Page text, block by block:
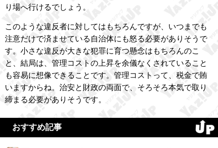
り場へ行けるでしょう。
このような違反者に対してはもちろんですが、いつまでも
注意だけで済ませている自治体にも怒る必要がありそうで
す。小さな違反が大きな犯罪に育つ懸念はもちろんのこ
と、結局は、管理コストの上昇を余儀なくされていること
も容易に想像できることです。管理コストって、税金で賄
いますからね。治安と財政の両面で、そろそろ本気で取り
締まる必要がありそうです。
おすすめ記事